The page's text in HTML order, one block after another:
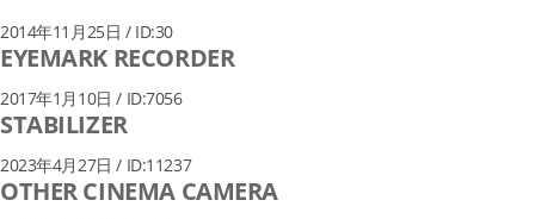
2014年11月25日 / ID:30
EYEMARK RECORDER
2017年1月10日 / ID:7056
STABILIZER
2023年4月27日 / ID:11237
OTHER CINEMA CAMERA